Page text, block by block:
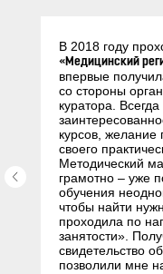
В 2018 году
«Медицинский
впервые
со стороны
куратора.
курсов,
своего
Методический
грамотно – уже
обучения
чтобы найти
проходила по
занятости».
свидетельство
позволили мне